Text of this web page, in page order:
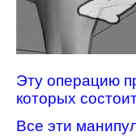
Эту операцию
которых
Все эти